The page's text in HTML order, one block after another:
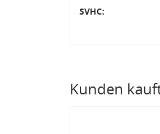
SVHC:
Kunden